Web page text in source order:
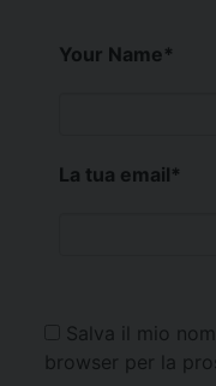
Your Name*
La tua email*
Salva il mio
browser per la